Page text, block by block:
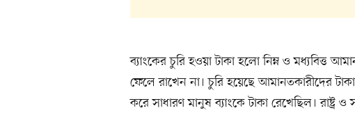
ব্যাংকের চুরি হওয়া টাকা হলো নিম্ন ও মধ্যবিত্ত
ফেলে রাখেন না। চুরি হয়েছে আমানতকারীদের টাকা।
করে সাধারণ মানুষ ব্যাংকে টাকা রেখেছিল। রাষ্ট্র